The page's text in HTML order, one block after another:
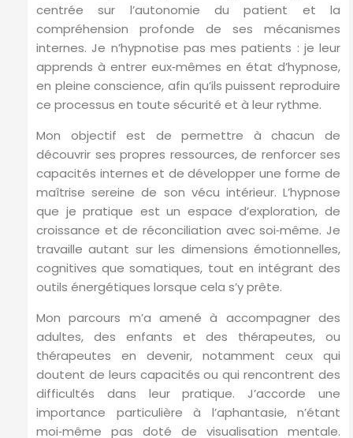
centrée sur l’autonomie du patient et la
compréhension profonde de ses mécanismes
internes. Je n’hypnotise pas mes patients : je leur
apprends à entrer eux‑mêmes en état d’hypnose,
en pleine conscience, afin qu’ils puissent reproduire
ce processus en toute sécurité et à leur rythme.
Mon objectif est de permettre à chacun de
découvrir ses propres ressources, de renforcer ses
capacités internes et de développer une forme de
maîtrise sereine de son vécu intérieur. L’hypnose
que je pratique est un espace d’exploration, de
croissance et de réconciliation avec soi‑même. Je
travaille autant sur les dimensions émotionnelles,
cognitives que somatiques, tout en intégrant des
outils énergétiques lorsque cela s’y prête.
Mon parcours m’a amené à accompagner des
adultes, des enfants et des thérapeutes, ou
thérapeutes en devenir, notamment ceux qui
doutent de leurs capacités ou qui rencontrent des
difficultés dans leur pratique. J’accorde une
importance particulière à l’aphantasie, n’étant
moi‑même pas doté de visualisation mentale.